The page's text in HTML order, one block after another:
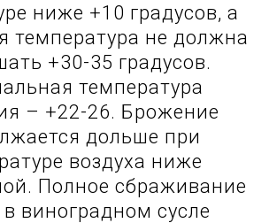
ниже +10 градусов, а
температура не должна
+30-35 градусов.
температура
– +22-26. Брожение
дольше при
воздуха ниже
Полное сбраживание
виноградном сусле